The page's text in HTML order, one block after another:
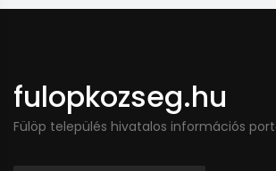
fulopkozseg.hu
Fülöp település hivatalos információs